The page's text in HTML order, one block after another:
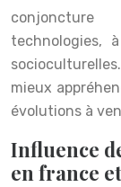
conjoncture
technologies,
mieux
évolutions à
Influence
en france